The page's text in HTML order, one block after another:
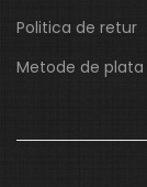
Politica de retur
Metode de plata